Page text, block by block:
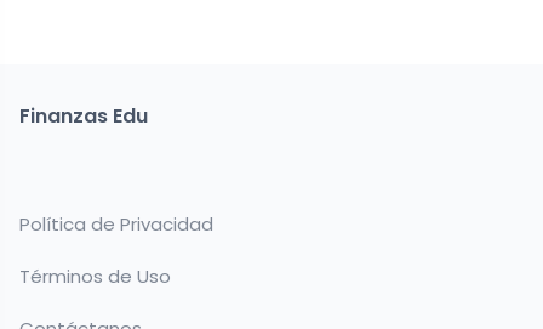
Finanzas Edu
Política de Privacidad
Términos de Uso